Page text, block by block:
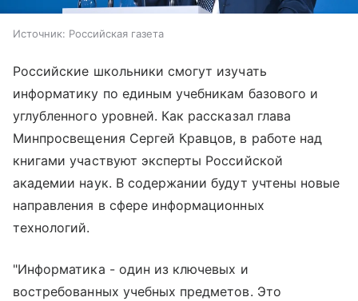
Источник: Российская газета
Российские школьники смогут изучать
информатику по единым учебникам базового и
углубленного уровней. Как рассказал глава
Минпросвещения Сергей Кравцов, в работе над
книгами участвуют эксперты Российской
академии наук. В содержании будут учтены новые
направления в сфере информационных
технологий.
"Информатика - один из ключевых и
востребованных учебных предметов. Это